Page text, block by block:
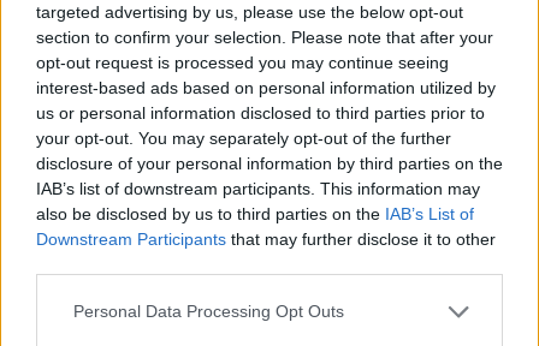
targeted advertising by us, please use the below opt-out
section to confirm your selection. Please note that after your
opt-out request is processed you may continue seeing
interest-based ads based on personal information utilized by
us or personal information disclosed to third parties prior to
your opt-out. You may separately opt-out of the further
disclosure of your personal information by third parties on the
IAB’s list of downstream participants. This information may
also be disclosed by us to third parties on the IAB’s List of
Downstream Participants that may further disclose it to other
Personal Data Processing Opt Outs
tudsz a magyar fizetőeszközről?
A mai kvíz során a magyar fizetőeszköz bevezetésének
évfordulója alkalmából a jelenleg forgalomban lévő
magyar forint kapcsán teszünk fel izgalmas, érdekes
kérdéseket.